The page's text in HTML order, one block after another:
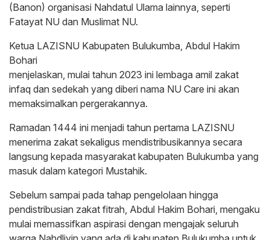
(Banon) organisasi Nahdatul Ulama lainnya, seperti
Fatayat NU dan Muslimat NU.
Ketua LAZISNU Kabupaten Bulukumba, Abdul Hakim
Bohari
menjelaskan, mulai tahun 2023 ini lembaga amil zakat
infaq dan sedekah yang diberi nama NU Care ini akan
memaksimalkan pergerakannya.
Ramadan 1444 ini menjadi tahun pertama LAZISNU
menerima zakat sekaligus mendistribusikannya secara
langsung kepada masyarakat kabupaten Bulukumba yang
masuk dalam kategori Mustahik.
Sebelum sampai pada tahap pengelolaan hingga
pendistribusian zakat fitrah, Abdul Hakim Bohari, mengaku
mulai memassifkan aspirasi dengan mengajak seluruh